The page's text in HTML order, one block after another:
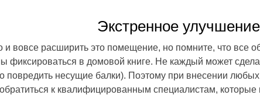
Экстренное
и вовсе расширить это помещение, но помните, что все
фиксироваться в домовой книге. Не каждый может
повредить несущие балки). Поэтому при внесении
к квалифицированным специалистам,